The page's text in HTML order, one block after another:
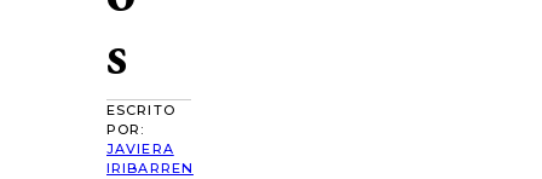
s
ESCRITO
POR:
JAVIERA
IRIBARREN